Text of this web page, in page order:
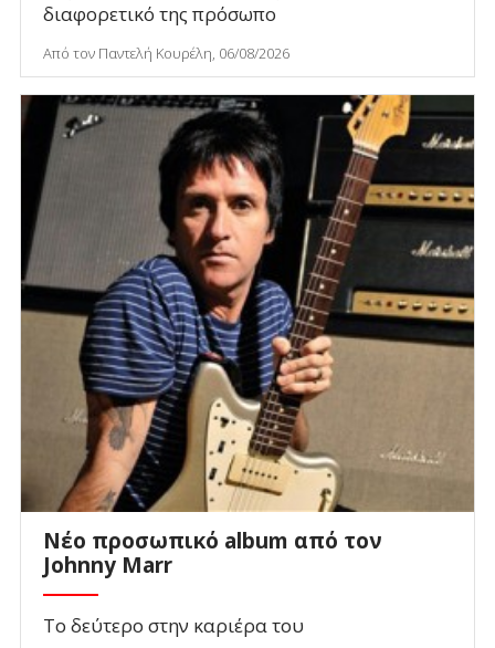
διαφορετικό της πρόσωπο
Από τον Παντελή Κουρέλη, 06/08/2026
Νέο προσωπικό album από τον
Johnny Marr
Το δεύτερο στην καριέρα του